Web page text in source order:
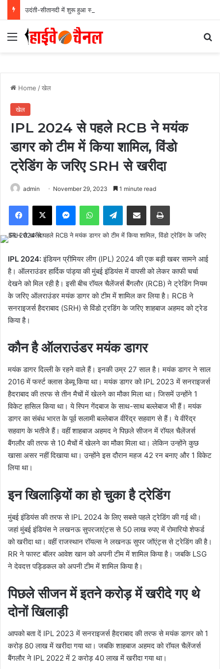
Menu
Home /खेल
खेल
IPL 2024 से पहले RCB ने मयंक
डागर को टीम में किया शामिल, विंडो
ट्रेडिंग के जरिए SRH से खरीदा
admin November 29, 2023 1 minute read
Facebook
X MessengerWhatsAppTelegramShare via Email Print
IPL 2024:इंडियन प्रीमियर लीग (IPL) 2024 की एक बड़ी खबर सामने आई
है। ऑलराउंडर हार्दिक पांड्या की मुंबई इंडियंस में वापसी को लेकर काफी चर्चा
देखने को मिल रही है। इसी बीच रॉयल चैलेंजर्स बैंगलौर (RCB) ने ट्रेडिंग नियम
के जरिए ऑलराउंडर मयंक डागर को टीम में शामिल कर लिया है। RCB ने
सनराइजर्स हैदराबाद (SRH) से विंडो ट्रडिंग के जरिए शाहबाज अहमद को ट्रेड
किया है।
कौन है ऑलराउंडर मयंक डागर
मयंक डागर दिल्ली के रहने वाले हैं। इनकी उम्र 27 साल है। मयंक डागर ने साल
2016 में फर्स्ट क्लास डेब्यू किया था। मयंक डागर को IPL 2023 में सनराइजर्स
हैदराबाद की तरफ से तीन मैचों में खेलने का मौका मिला था। जिसमें उन्होंने 1
विकेट हासिल किया था। ये स्पिन गेंदबाज के साथ-साथ बल्लेबाज भी हैं। मयंक
डागर का संबंध भारत के पूर्व सलामी बल्लेबाज वीरेंद्र सहवाग से हैं। ये वीरेंद्र
सहवाग के भतीजे हैं। वहीं शाहबाज अहमद ने पिछले सीजन में रॉयल चैलेंजर्स
बैंगलौर की तरफ से 10 मैचों में खेलने का मौका मिला था। लेकिन उन्होंने कुछ
खासा असर नहीं दिखाया था। उन्होंने इस दौरान महज 42 रन बनाए और 1 विकेट
लिया था।
इन खिलाड़ियों का हो चुका है ट्रेडिंग
मुंबई इंडियंस की तरफ से IPL 2024 के लिए सबसे पहले ट्रेडिंग की गई थी।
जहां मुंबई इंडियंस ने लखनऊ सुपरजाएंट्स से 50 लाख रुपए में रोमारियो शेफर्ड
को खरीदा था। वहीं राजस्थान रॉयल्स ने लखनऊ सुपर जॉएंट्स से ट्रेडिंग की है।
RR ने फास्ट बॉलर आवेश खान को अपनी टीम में शामिल किया है। जबकि LSG
ने देवदत्त पड्डिकल को अपनी टीम में शामिल किया है।
पिछले सीजन में इतने करोड़ में खरीदे गए थे
दोनों खिलाड़ी
आपको बता दें IPL 2023 में सनराइजर्स हैदराबाद की तरफ से मयंक डागर को 1
करोड़ 80 लाख में खरीदा गया था। जबकि शाहबाज अहमद को रॉयल चैलेंजर्स
बैंगलौर ने IPL 2022 में 2 करोड़ 40 लाख में खरीदा गया था।